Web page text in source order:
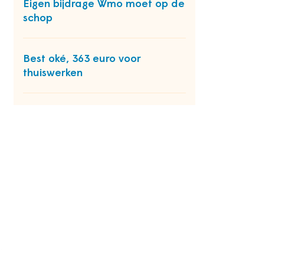
Eigen bijdrage Wmo moet op de
schop
Best oké, 363 euro voor
thuiswerken